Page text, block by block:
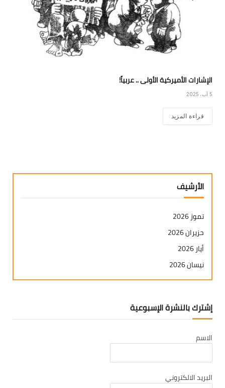
الإشارات الأميركية الأولى .. عربياً!
5 آب، 2025
قراءة المزيد
الأرشيف
تموز 2026
حزيران 2026
أيار 2026
نيسان 2026
آذار 2026
كانون ثاني 2026
تشرين ثاني 2025
تشرين أول 2025
أيلول 2025
إشترك بالنشرة الإسبوعية
الاسم
البريد الالكتروني